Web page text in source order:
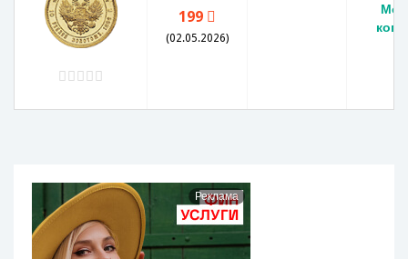
199
(02.05.2026)
Реклама